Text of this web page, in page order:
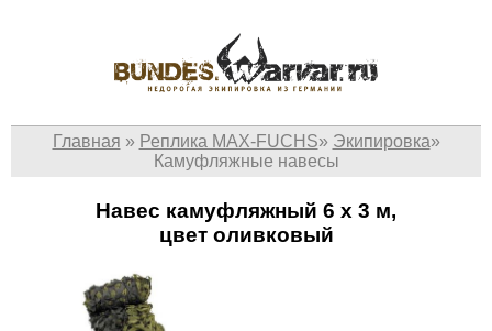
Главная » Реплика MAX-FUCHS» Экипировка»
Камуфляжные навесы
Навес камуфляжный 6 x 3 м,
цвет оливковый